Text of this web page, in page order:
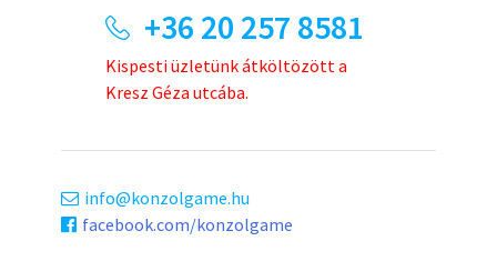
+36 20 257 8581
Kispesti üzletünk átköltözött a
Kresz Géza utcába.
info
konzolgame.hu
facebook.com/konzolgame